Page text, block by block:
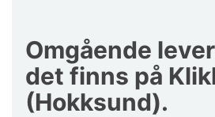
Omgående
det finns på
(Hokksund).